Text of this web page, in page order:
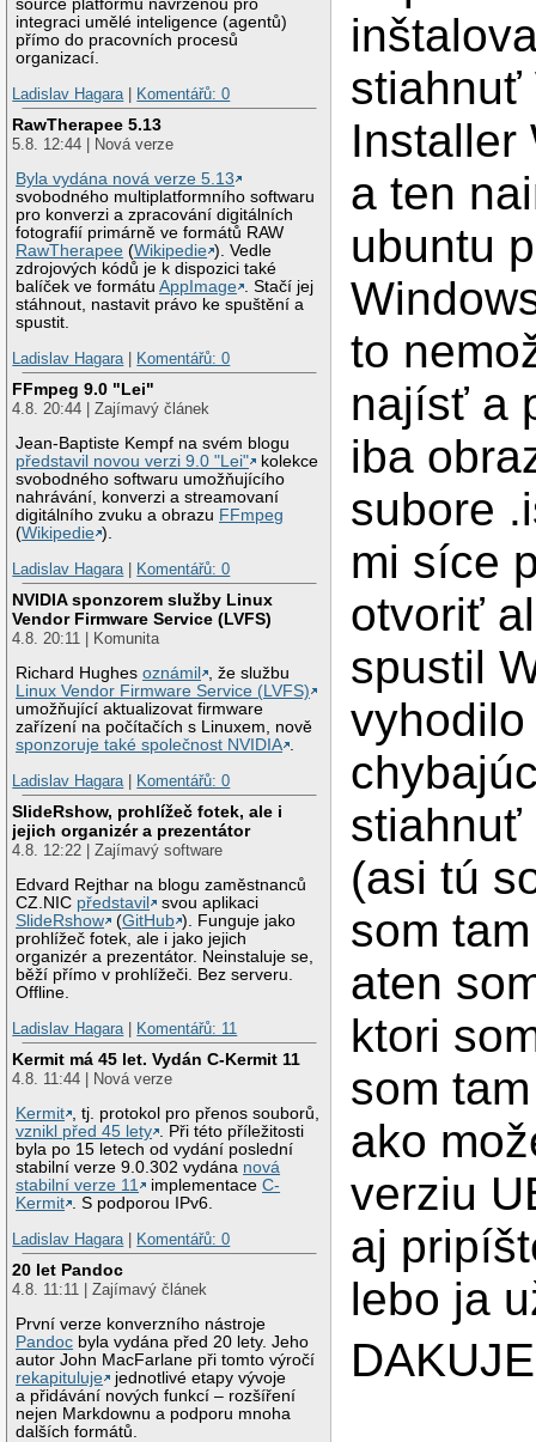
source platformu navrženou pro
integraci umělé inteligence (agentů)
přímo do pracovních procesů
organizací.
Ladislav Hagara
Komentářů: 0
RawTherapee 5.13
5.8. 12:44 | Nová verze
Byla vydána nová verze 5.13
svobodného multiplatformního softwaru
pro konverzi a zpracování digitálních
fotografií primárně ve formátů RAW
RawTherapee (Wikipedie ). Vedle
zdrojových kódů je k dispozici také
balíček ve formátuAppImage . Stačí jej
stáhnout, nastavit právo ke spuštění a
spustit.
Ladislav Hagara
Komentářů: 0
FFmpeg 9.0 "Lei"
4.8. 20:44 | Zajímavý článek
Jean-Baptiste Kempf na svém blogu
představil novou verzi 9.0 "Lei"
kolekce
svobodného softwaru umožňujícího
nahrávání, konverzi a streamovaní
digitálního zvuku a obrazu FFmpeg
(Wikipedie ).
Ladislav Hagara | Komentářů: 0
NVIDIA sponzorem služby Linux
Vendor Firmware Service (LVFS)
4.8. 20:11 | Komunita
Richard Hughesoznámil
, že službu
Linux Vendor Firmware Service (LVFS)
umožňující aktualizovat firmware
zařízení na počítačích s Linuxem, nově
sponzoruje také společnost NVIDIA .
Ladislav Hagara | Komentářů: 0
SlideRshow, prohlížeč fotek, ale i
jejich organizér a prezentátor
4.8. 12:22 | Zajímavý software
Edvard Rejthar na blogu zaměstnanců
CZ.NIC představil
svou aplikaci
SlideRshow
(GitHub ). Funguje jako
prohlížeč fotek, ale i jako jejich
organizér a prezentátor. Neinstaluje se,
běží přímo v prohlížeči. Bez serveru.
Offline.
Ladislav Hagara | Komentářů: 11
Kermit má 45 let. Vydán C-Kermit 11
4.8. 11:44 | Nová verze
Kermit
, tj. protokol pro přenos souborů,
vznikl před 45 lety
. Při této příležitosti
byla po 15 letech od vydání poslední
stabilní verze 9.0.302 vydána nová
stabilní verze 11
implementaceC-
Kermit
. S podporou IPv6.
Ladislav Hagara | Komentářů: 0
20 let Pandoc
4.8. 11:11 | Zajímavý článek
První verze konverzního nástroje
Pandoc byla vydána před 20 lety. Jeho
autor John MacFarlane při tomto výročí
rekapituluje
jednotlivé etapy vývoje
a přidávání nových funkcí – rozšíření
nejen Markdownu a podporu mnoha
dalších formátů.
stiahnuť
Installer
a ten
ubuntu
to
najísť a
iba
subore
mi síce
otvoriť
spustil
stiahnuť
(asi tú
som
aten
ktori
som
ako
verziu
aj
lebo ja